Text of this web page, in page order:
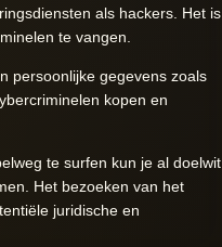
als hackers. Het is
te vangen.
persoonlijke gegevens zoals
kopen en
te surfen kun je al doelwit
Het bezoeken van het
juridische en